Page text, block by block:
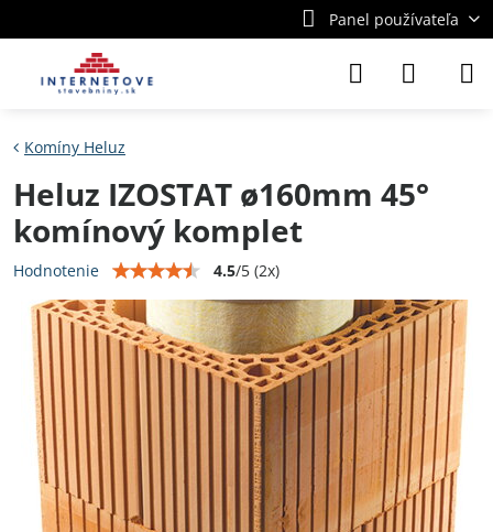
Panel používateľa
Komíny Heluz
Heluz IZOSTAT ø160mm 45°
komínový komplet
Hodnotenie 4.5/5 (2x)